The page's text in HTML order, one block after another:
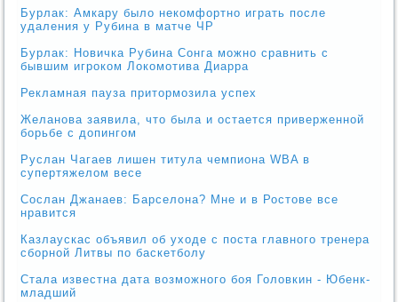
Бурлак: Амкару было некомфортно играть после
удаления у Рубина в матче ЧР
Бурлак: Новичка Рубина Сонга можно сравнить с
бывшим игроком Локомотива Диарра
Рекламная пауза притормозила успех
Желанова заявила, что была и остается приверженной
борьбе с допингом
Руслан Чагаев лишен титула чемпиона WBA в
супертяжелом весе
Сослан Джанаев: Барселона? Мне и в Ростове все
нравится
Казлаускас объявил об уходе с поста главного тренера
сборной Литвы по баскетболу
Стала известна дата возможного боя Головкин - Юбенк-
младший